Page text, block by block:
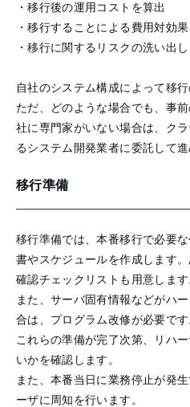
・移行後の運用コストを算出
・移行することによる費用対効
・移行に関するリスクの洗い出し
自社のシステム構成によって移
ただ、どのような場合でも、事
社に専門家がいない場合は、ク
るシステム開発業者に委託して進
移行準備
移行準備では、本番移行で必要
書やスケジュールを作成します
確認チェックリストも用意します
また、サーバ固有情報などがハ
合は、プログラム改修が必要です
これらの準備が完了次第、リハ
いかを確認します。
また、本番当日に業務停止が発
ーザに周知を行います。